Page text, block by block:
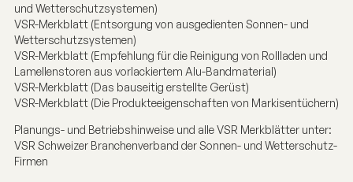
und Wetterschutzsystemen)
VSR-Merkblatt (Entsorgung von ausgedienten Sonnen- und
Wetterschutzsystemen)
VSR-Merkblatt (Empfehlung für die Reinigung von Rollladen und
Lamellenstoren aus vorlackiertem Alu-Bandmaterial)
VSR-Merkblatt (Das bauseitig erstellte Gerüst)
VSR-Merkblatt (Die Produkteeigenschaften von Markisentüchern)
Planungs- und Betriebshinweise und alle VSR Merkblätter unter:
VSR Schweizer Branchenverband der Sonnen- und Wetterschutz-
Firmen